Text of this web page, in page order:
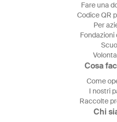
Fare una
Codice QR
Per
Cosa
Come
I nostri
Raccolte
Chi